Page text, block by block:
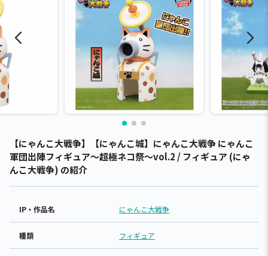
【にゃんこ大戦争】【にゃんこ城】にゃんこ大戦争 にゃんこ
軍団出陣フィギュア～超極ネコ祭～vol.2 / フィギュア (にゃ
んこ大戦争) の紹介
IP・作品名 にゃんこ大戦争
種類 フィギュア